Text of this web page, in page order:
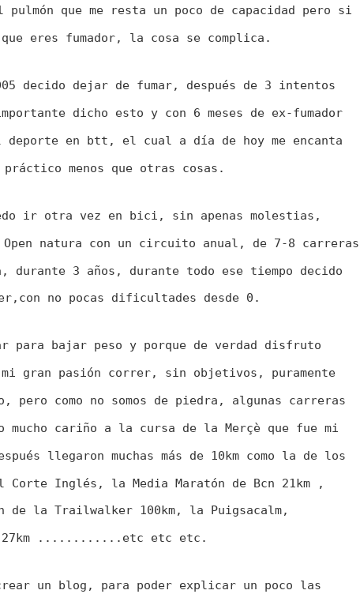
pulmón que me resta un poco de capacidad pero si
eres fumador, la cosa se complica.
decido dejar de fumar, después de 3 intentos
dicho esto y con 6 meses de ex-fumador
deporte en btt, el cual a día de hoy me encanta
práctico menos que otras cosas.
ir otra vez en bici, sin apenas molestias,
natura con un circuito anual, de 7-8 carreras
3 años, durante todo ese tiempo decido
no pocas dificultades desde 0.
para bajar peso y porque de verdad disfruto
mi gran pasión correr, sin objetivos, puramente
pero como no somos de piedra, algunas carreras
cariño a la cursa de la Merçè que fue mi
llegaron muchas más de 10km como la de los
Corte Inglés, la Media Maratón de Bcn 21km ,
de la Trailwalker 100km, la Puigsacalm,
27km ............etc etc etc.
un blog, para poder explicar un poco las